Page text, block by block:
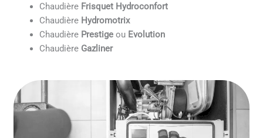
Chaudière Frisquet Hydroconfort
Chaudière Hydromotrix
Chaudière Prestige ou Evolution
Chaudière Gazliner